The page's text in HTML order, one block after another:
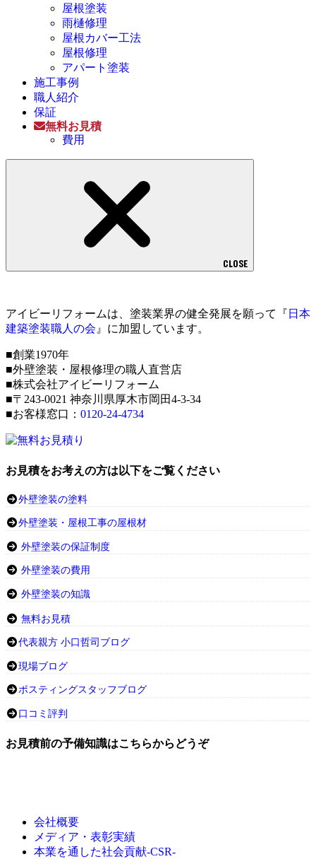
屋根塗装
雨樋修理
屋根カバー工法
屋根修理
アパート塗装
施工事例
職人紹介
保証
無料お見積
費用
CLOSE
アイビーリフォームは、塗装業界の健全発展を願って『 日本
建築塗装職人の会 』に加盟しています。
■創業1970年
■外壁塗装・屋根修理の職人直営店
■株式会社アイビーリフォーム
■〒243-0021 神奈川県厚木市岡田4-3-34
■お客様窓口： 0120-24-4734
お見積をお考えの方は以下をご覧ください
外壁塗装の塗料
外壁塗装・屋根工事の屋根材
外壁塗装の保証制度
外壁塗装の費用
外壁塗装の知識
無料お見積
代表親方 小口哲司ブログ
現場ブログ
ポスティングスタッフブログ
口コミ評判
お見積前の予備知識はこちらからどうぞ
会社概要
メディア・表彰実績
本業を通した社会貢献-CSR-